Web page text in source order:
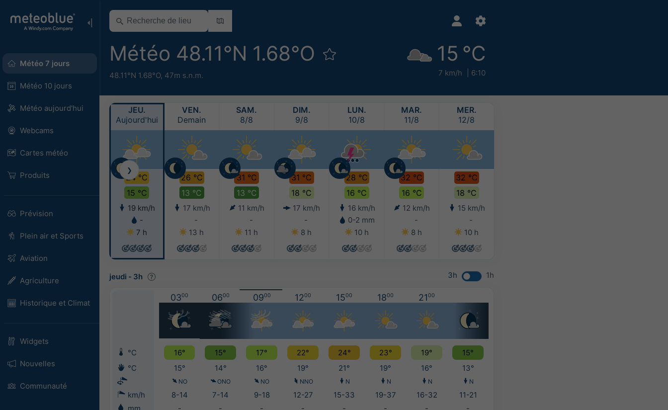
Météo 7 jours
Météo 10 jours
Météo aujourd'hui
Webcams
Cartes météo
Produits
Prévision
Plein air et Sports
Aviation
Agriculture
Historique et Climat
Widgets
Nouvelles
Communauté
Météo 48.11°N 1.68°O
48.11°N 1.68°O, 47m s.n.m.
15 °C
7 km/h 6:10
JEU.
Aujourd'hui
24 °C
15 °C
19 km/h
-
7 h
VEN.
Demain
26 °C
13 °C
17 km/h
-
13 h
SAM.
8/8
31 °C
13 °C
11 km/h
-
11 h
DIM.
9/8
31 °C
18 °C
17 km/h
-
8 h
LUN.
10/8
28 °C
16 °C
16 km/h
0-2 mm
10 h
MAR.
11/8
32 °C
16 °C
12 km/h
-
8 h
MER.
12/8
32 °C
18 °C
15 km/h
-
10 h
❯
jeudi - 3h 3h 1h
0300 0600 0900 1200 1500 1800 2100
°C 16° 15° 17° 22° 24° 23° 19°
15°
°C
15° 14° 16° 19° 21° 19° 16° 13°
NO ONO NO NNO N N N N
km/h 8-14 7-14 9-18 12-27 15-33 19-37 16-32
11-21